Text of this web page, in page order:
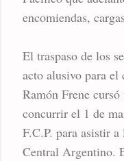
encomiendas,
El traspaso de los
acto alusivo para
Ramón Frene
concurrir el 1 de
F.C.P. para asistir
Central Argentino.